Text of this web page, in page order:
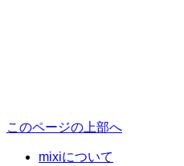
このページの上部へ
mixiについて